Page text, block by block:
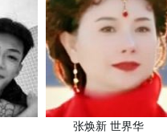
张焕新 世界华